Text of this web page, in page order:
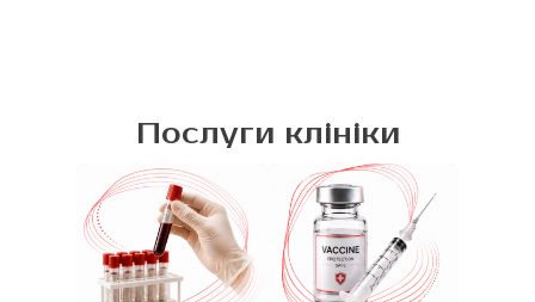
Послуги клініки